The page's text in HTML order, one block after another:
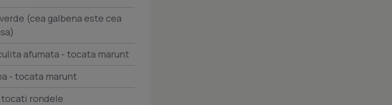
(cea galbena este cea
afumata - tocata marunt
- tocata marunt
rondele